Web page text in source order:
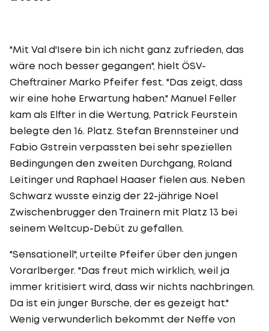
"Mit Val d'Isere bin ich nicht ganz zufrieden, das
wäre noch besser gegangen", hielt ÖSV-
Cheftrainer Marko Pfeifer fest. "Das zeigt, dass
wir eine hohe Erwartung haben." Manuel Feller
kam als Elfter in die Wertung, Patrick Feurstein
belegte den 16. Platz. Stefan Brennsteiner und
Fabio Gstrein verpassten bei sehr speziellen
Bedingungen den zweiten Durchgang, Roland
Leitinger und Raphael Haaser fielen aus. Neben
Schwarz wusste einzig der 22-jährige Noel
Zwischenbrugger den Trainern mit Platz 13 bei
seinem Weltcup-Debüt zu gefallen.
"Sensationell", urteilte Pfeifer über den jungen
Vorarlberger. "Das freut mich wirklich, weil ja
immer kritisiert wird, dass wir nichts nachbringen.
Da ist ein junger Bursche, der es gezeigt hat."
Wenig verwunderlich bekommt der Neffe von